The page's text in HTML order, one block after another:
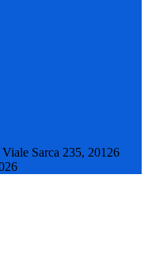
Sarca 235, 20126